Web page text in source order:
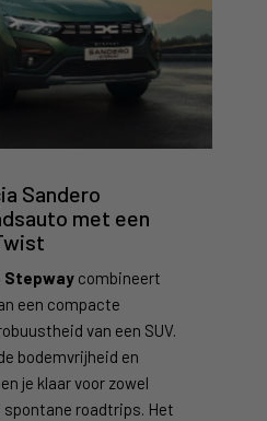
Sandero
met een
Stepway combineert
een compacte
van een SUV.
bodemvrijheid en
je klaar voor zowel
roadtrips. Het